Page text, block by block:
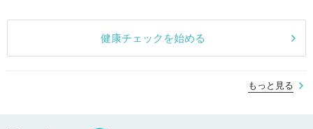
健康チェックを始める
もっと見る